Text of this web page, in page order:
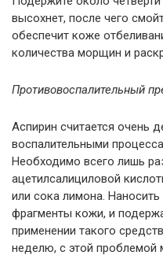
высохнет, после чего
обеспечит коже
количества морщин и
Противовоспалительный
Аспирин считается очень
воспалительными
Необходимо всего лишь
ацетилсалициловой
или сока лимона.
фрагменты кожи, и
применении такого
неделю, с этой